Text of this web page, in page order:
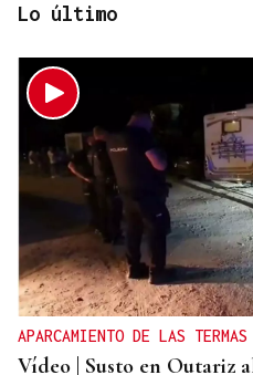
SEGMENTO PRÉMIUM
Phuket refugia el lujo en
mar en Tailandia
Lo último
APARCAMIENTO DE LAS TERMAS
Vídeo | Susto en Outariz